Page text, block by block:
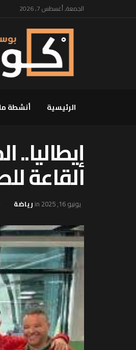
الجمعة, أغسطس 7, 2026
الرئيسية أنشطة
القاعة
يونيو 16, 2025 in رياضة